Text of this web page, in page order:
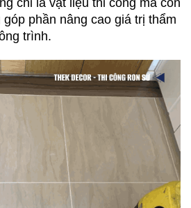
phần nâng cao giá trị thẩm
trình.